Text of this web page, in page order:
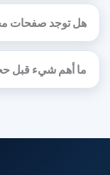
هل توجد صفحات
ما أهم شيء قبل